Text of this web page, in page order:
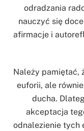
odradzania
nauczyć się
afirmacje i
Należy pamiętać,
euforii, ale
ducha.
akceptacja
odnalezienie tych